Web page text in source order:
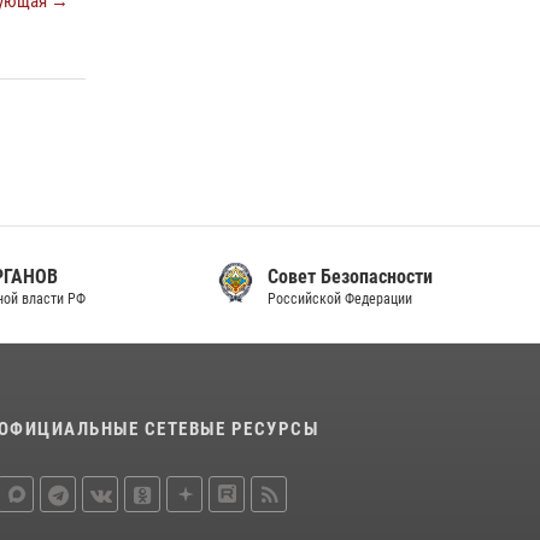
конференция по обобщению боевого опыта
08 июля 2026, 07:01
Совет Безопасности
Российской Федерации
СЕТЕВЫЕ РЕСУРСЫ